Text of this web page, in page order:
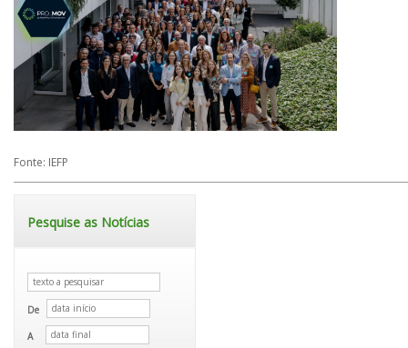
Fonte: IEFP
Pesquise as Notícias
De
A